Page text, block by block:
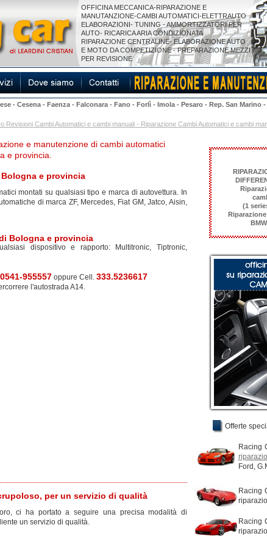
OFFICINA MECCANICA-RIPARAZIONE E
MANUTANZIONE-CAMBI AUTOMATICI-ELETTRAUTO
ELABORAZIONI- TUNING - AMMORTIZZATORI PER
AUTO- RICARICA ARIA CONDIZIONATA
RIPARAZIONE CENTRALINE- ELABORAZIONE AUTO
E MOTO DA COMPETIZIONE - PREPARAZIONE MEZZI
PER REVISIONE
- Cesena- Faenza- Falconara- Fano- Forlì- Imola- Pesaro- Rep. San Marino-
Revisioni Cambi Automatici e cambi manuali - Riparazione Cambi Automatici e cambi
e manutenzione di cambi automatici
e provincia.
(1
Offerte
Racing
Ford,
Racing
Racing
e provincia
montati su qualsiasi tipo e marca di autovettura. In
di marca ZF, Mercedes, Fiat GM, Jatco, Aisin,
Bologna e provincia
dispositivo e rapporto: Multitronic, Tiptronic,
0541-955557 oppure Cell. 333.5236617
l'autostrada A14.
per un servizio di qualità
ci ha portato a seguire una precisa modalità di
un servizio di qualità.